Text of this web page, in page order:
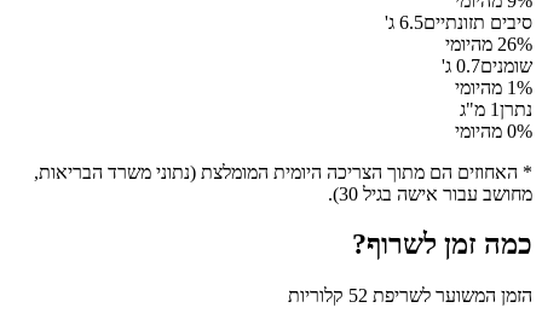
סיבים תזונתיים6.5 ג'
26% מהיומי
שומנים0.7 ג'
1% מהיומי
נתרן1 מ"ג
0% מהיומי
* האחוזים הם מתוך הצריכה היומית המומלצת (נתוני משרד הבריאות,
מחושב עבור אישה בגיל 30).
כמה זמן לשרוף?
הזמן המשוער לשריפת 52 קלוריות